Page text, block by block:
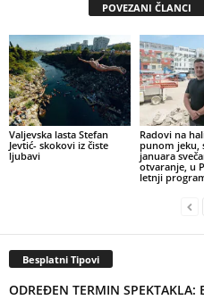
POVEZANI ČLANCI
Valjevska lasta Stefan
Jevtić- skokovi iz čiste
ljubavi
Radovi na
punom jeku,
januara
otvaranje, u
letnji
Besplatni Tipovi
ODREĐEN TERMIN